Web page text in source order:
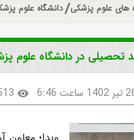
های علوم پزشکی دانشگاه علوم
visibility